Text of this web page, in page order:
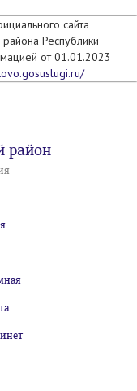
сайта
Республики
от 01.01.2023
район